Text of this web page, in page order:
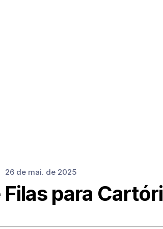
26 de mai. de 2025
para